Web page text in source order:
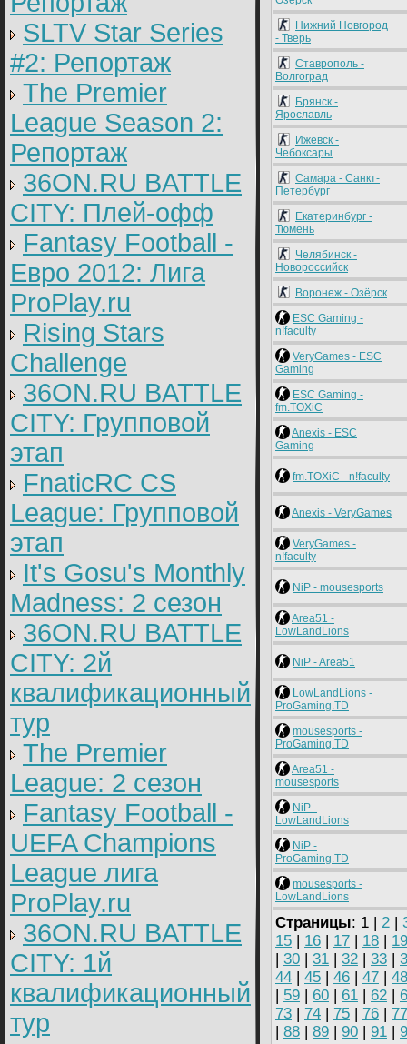
SLTV Star Series
#2: Репортаж
The Premier
League Season 2:
Репортаж
36ON.RU BATTLE
CITY: Плей-офф
Fantasy Football -
Евро 2012: Лига
ProPlay.ru
Rising Stars
Challenge
36ON.RU BATTLE
CITY: Групповой
этап
FnaticRC CS
League: Групповой
этап
It's Gosu's Monthly
Madness: 2 сезон
36ON.RU BATTLE
CITY: 2й
квалификационный
тур
The Premier
League: 2 cезон
Fantasy Football -
UEFA Champions
League лига
ProPlay.ru
36ON.RU BATTLE
CITY: 1й
квалификационный
тур
Нижний Новгород
- Тверь
Ставрополь -
Волгоград
Брянск -
Ярославль
Ижевск -
Чебоксары
Самара - Санкт-
Петербург
Екатеринбург -
Тюмень
Челябинск -
Новороссийск
Воронеж - Озёрск
ESC Gaming -
n!faculty
VeryGames - ESC
Gaming
ESC Gaming -
fm.TOXiC
Anexis - ESC
Gaming
fm.TOXiC - n!faculty
Anexis - VeryGames
VeryGames -
n!faculty
NiP - mousesports
Area51 -
LowLandLions
NiP - Area51
LowLandLions -
ProGaming.TD
mousesports -
ProGaming.TD
Area51 -
mousesports
NiP -
LowLandLions
NiP -
ProGaming.TD
mousesports -
LowLandLions
Страницы: 1 | 2 |
15 | 16 | 17 | 18 | 19
| 30 | 31 | 32 | 33 |
44 | 45 | 46 | 47 | 48
| 59 | 60 | 61 | 62 |
73 | 74 | 75 | 76 | 77
| 88 | 89 | 90 | 91 |